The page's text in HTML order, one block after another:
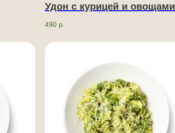
Удон с курицей и овощами
490 р.